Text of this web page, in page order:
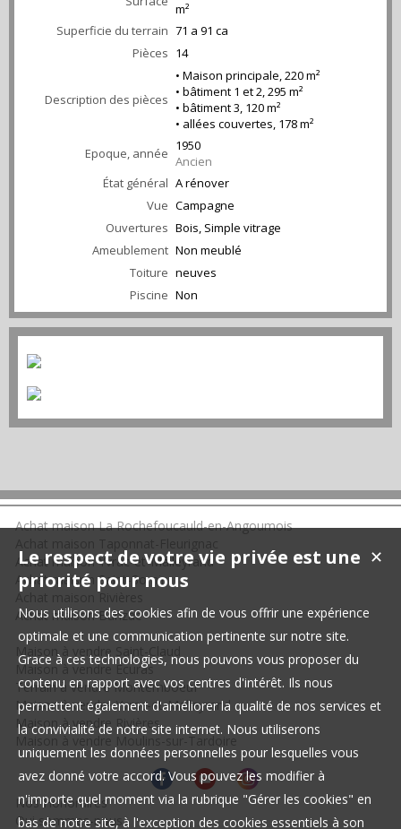
m²
Superficie du terrain 71 a 91 ca
Pièces 14
Description des pièces
• Maison principale, 220 m²
• bâtiment 1 et 2, 295 m²
• bâtiment 3, 120 m²
• allées couvertes, 178 m²
Epoque, année 1950
Ancien
État général A rénover
Vue Campagne
Ouvertures Bois, Simple vitrage
Ameublement Non meublé
Toiture neuves
Piscine Non
Achat maison La Rochefoucauld-en-Angoumois
Achat maison Yvrac-et-Malleyrand
Achat maison Saint-Sornin
Achat maison Rivières
Achat maison Bunzac
Maison à vendre Saint-Claud
Maison à vendre Écuras
Terrain à vendre Montemboeuf
Maison à vendre Yvrac-et-Malleyrand
Maison à vendre Rivières
Nos Honoraires
Qui sommes-nous
✕
Le respect de votre vie privée est une
priorité pour nous
Nous utilisons des cookies afin de vous offrir une expérience
optimale et une communication pertinente sur notre site.
Grace à ces technologies, nous pouvons vous proposer du
contenu en rapport avec vos centres d'intérêt. Ils nous
permettent également d'améliorer la qualité de nos services et
la convivialité de notre site internet. Nous utiliserons
uniquement les données personnelles pour lesquelles vous
avez donné votre accord. Vous pouvez les modifier à
n'importe quel moment via la rubrique "Gérer les cookies" en
bas de notre site, à l'exception des cookies essentiels à son